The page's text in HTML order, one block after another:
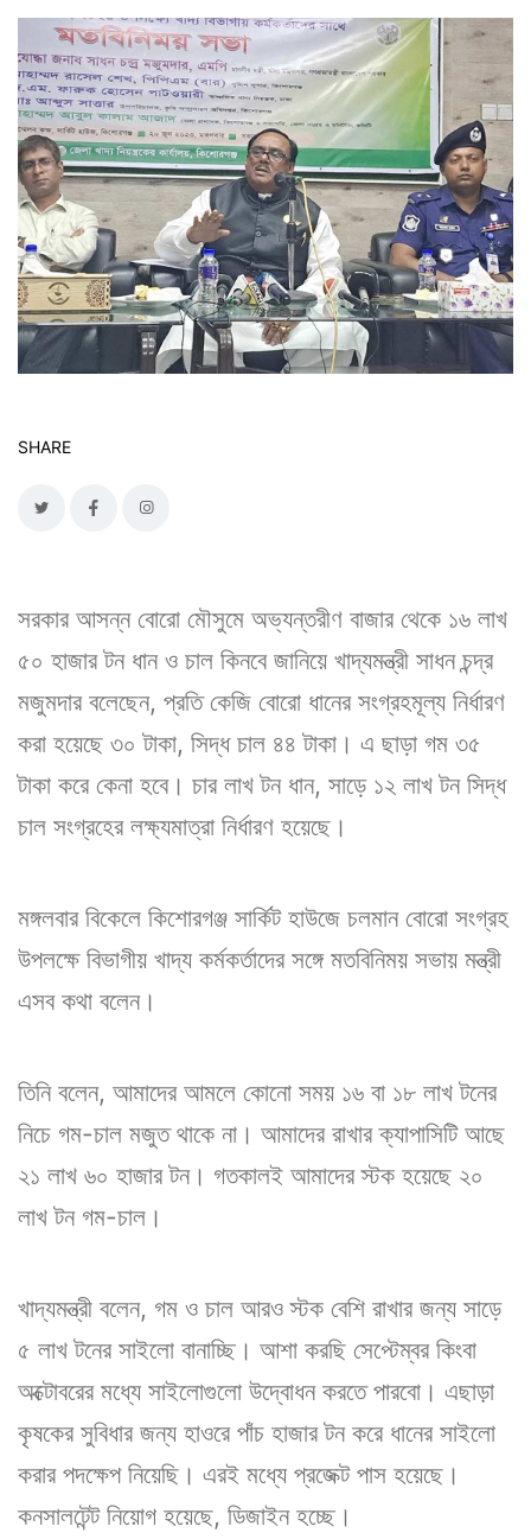
SHARE
সরকার আসন্ন বোরো মৌসুমে অভ্যন্তরীণ বাজার থেকে ১৬ লাখ
৫০ হাজার টন ধান ও চাল কিনবে জানিয়ে খাদ্যমন্ত্রী সাধন চন্দ্র
মজুমদার বলেছেন, প্রতি কেজি বোরো ধানের সংগ্রহমূল্য নির্ধারণ
করা হয়েছে ৩০ টাকা, সিদ্ধ চাল ৪৪ টাকা। এ ছাড়া গম ৩৫
টাকা করে কেনা হবে। চার লাখ টন ধান, সাড়ে ১২ লাখ টন সিদ্ধ
চাল সংগ্রহের লক্ষ্যমাত্রা নির্ধারণ হয়েছে।
মঙ্গলবার বিকেলে কিশোরগঞ্জ সার্কিট হাউজে চলমান বোরো সংগ্রহ
উপলক্ষে বিভাগীয় খাদ্য কর্মকর্তাদের সঙ্গে মতবিনিময় সভায় মন্ত্রী
এসব কথা বলেন।
তিনি বলেন, আমাদের আমলে কোনো সময় ১৬ বা ১৮ লাখ টনের
নিচে গম-চাল মজুত থাকে না। আমাদের রাখার ক্যাপাসিটি আছে
২১ লাখ ৬০ হাজার টন। গতকালই আমাদের স্টক হয়েছে ২০
লাখ টন গম-চাল।
খাদ্যমন্ত্রী বলেন, গম ও চাল আরও স্টক বেশি রাখার জন্য সাড়ে
৫ লাখ টনের সাইলো বানাচ্ছি। আশা করছি সেপ্টেম্বর কিংবা
অক্টোবরের মধ্যে সাইলোগুলো উদ্বোধন করতে পারবো। এছাড়া
কৃষকের সুবিধার জন্য হাওরে পাঁচ হাজার টন করে ধানের সাইলো
করার পদক্ষেপ নিয়েছি। এরই মধ্যে প্রজেক্ট পাস হয়েছে।
কনসালটেন্ট নিয়োগ হয়েছে, ডিজাইন হচ্ছে।